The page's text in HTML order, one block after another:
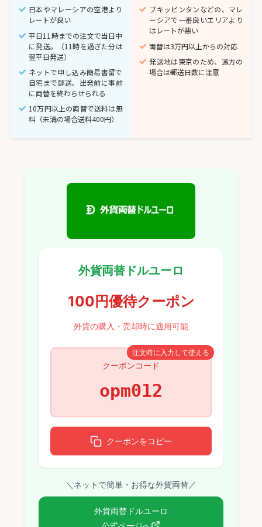
日本やマレーシアの空港より
レートが良い
平日11時までの注文で当日中
に発送。（11時を過ぎた分は
翌平日発送）
ネットで申し込み簡易書留で
自宅まで郵送。出発前に事前
に両替を終わらせられる
10万円以上の両替で送料は無
料（未満の場合送料400円）
ブキッビンタンなどの、マレ
ーシアで一番良いエリアより
はレートが悪い
両替は3万円以上からの対応
発送地は東京のため、遠方の
場合は郵送日数に注意
外貨両替ドルユーロ
100円優待クーポン
外貨の購入・売却時に適用可能
注文時に入力して使える
クーポンコード
opm012
クーポンをコピー
＼ネットで簡単・お得な外貨両替／
外貨両替ドルユーロ